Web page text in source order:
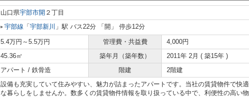
山口県宇部市開 ２丁目
宇部線 「 宇部新川 」駅 バス22分 「開」 停歩12分
5.4万円～5.5万円 管理費・共益費
4,000円
45.36㎡ 築年月（築年数）
2011年 2月 ( 築15年 )
アパート / 鉄骨造 階建 2階建
設備も充実していて住みやすい、魅力が詰まったアパートです。当社の賃貸物件で快適
な暮らしをしませんか。数多くの賃貸物件情報を取り扱っている中で、利便性の高い物